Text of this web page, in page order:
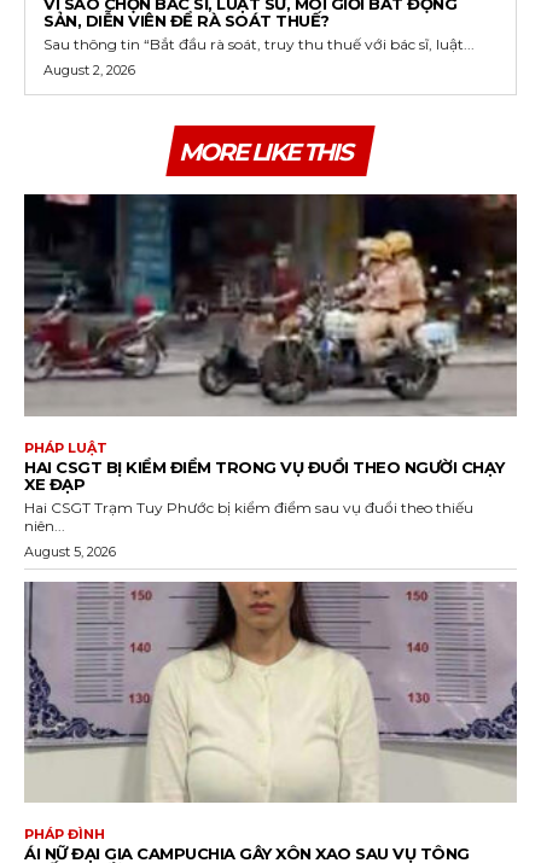
SẢN, DIỄN VIÊN ĐỂ RÀ SOÁT THUẾ?
Sau thông tin “Bắt đầu rà soát, truy thu thuế với bác sĩ, luật...
August 2, 2026
MORE LIKE THIS
PHÁP LUẬT
HAI CSGT BỊ KIỂM ĐIỂM TRONG VỤ ĐUỔI THEO NGƯỜI CHẠY
XE ĐẠP
Hai CSGT Trạm Tuy Phước bị kiểm điểm sau vụ đuổi theo thiếu
niên...
August 5, 2026
PHÁP ĐÌNH
ÁI NỮ ĐẠI GIA CAMPUCHIA GÂY XÔN XAO SAU VỤ TÔNG